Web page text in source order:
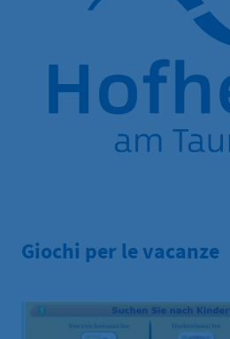
Giochi per le vacanze